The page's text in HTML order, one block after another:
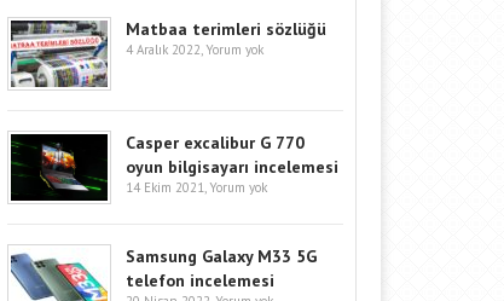
Matbaa terimleri sözlüğü
4 Aralık 2022, Yorum yok
Casper excalibur G 770
oyun bilgisayarı incelemesi
14 Ekim 2021, Yorum yok
Samsung Galaxy M33 5G
telefon incelemesi